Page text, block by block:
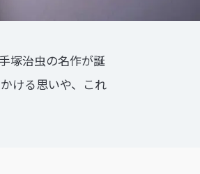
塚治虫の名作が誕
ける思いや、これ